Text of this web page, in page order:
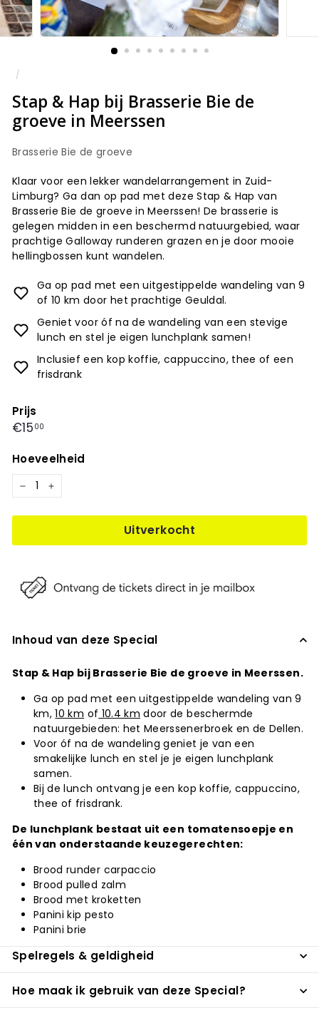
/
Stap & Hap bij Brasserie Bie de
groeve in Meerssen
Brasserie Bie de groeve
Klaar voor een lekker wandelarrangement in Zuid-
Limburg? Ga dan op pad met deze Stap & Hap van
Brasserie Bie de groeve in Meerssen! De brasserie is
gelegen midden in een beschermd natuurgebied, waar
prachtige Galloway runderen grazen en je door mooie
hellingbossen kunt wandelen.
Ga op pad met een uitgestippelde wandeling van 9
of 10 km door het prachtige Geuldal.
Geniet voor óf na de wandeling van een stevige
lunch en stel je eigen lunchplank samen!
Inclusief een kop koffie, cappuccino, thee of een
frisdrank
Prijs
Prijs
€15 00
Hoeveelheid
− +
Uitverkocht
Inhoud van deze Special
Stap & Hap bij Brasserie Bie de groeve in Meerssen.
Ga op pad met een uitgestippelde wandeling van 9
km,10 km of 10.4 km door de beschermde
natuurgebieden: het Meerssenerbroek en de Dellen.
Voor óf na de wandeling geniet je van een
smakelijke lunch en stel je je eigen lunchplank
samen.
Bij de lunch ontvang je een kop koffie, cappuccino,
thee of frisdrank.
De lunchplank bestaat uit een tomatensoepje en
één van onderstaande keuzegerechten:
Brood runder carpaccio
Brood pulled zalm
Brood met kroketten
Panini kip pesto
Panini brie
Spelregels & geldigheid
Hoe maak ik gebruik van deze Special?